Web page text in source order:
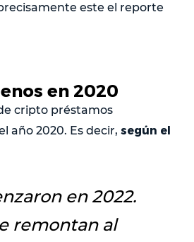
este el reporte
en 2020
cripto préstamos
año 2020. Es decir, según el
en 2022.
remontan al